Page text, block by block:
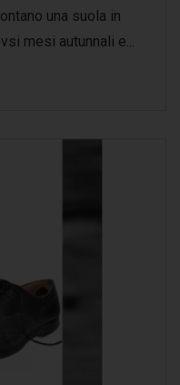
una suola in
mesi autunnali e...